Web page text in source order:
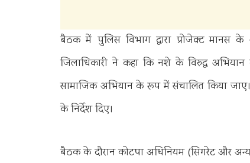
बैठक में पुलिस विभाग द्वारा प्रोजेक्ट मानस के
जिलाधिकारी ने कहा कि नशे के विरुद्ध
सामाजिक अभियान के रूप में संचालित किया
के निर्देश दिए।
बैठक के दौरान कोटपा अधिनियम (सिगरेट और